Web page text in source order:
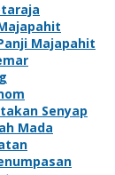
Majapahit
Senyap
Mada